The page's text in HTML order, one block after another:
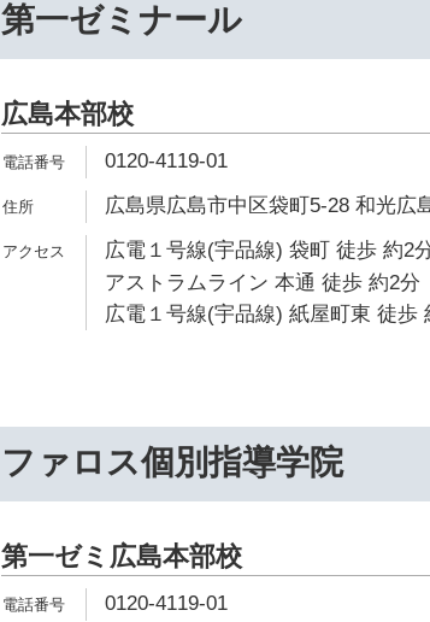
第一ゼミナール
広島本部校
0120-4119-01
広島県広島市中区袋町5-28 和光広
広電１号線(宇品線) 袋町 徒歩 約2
アストラムライン 本通 徒歩 約2分
広電１号線(宇品線) 紙屋町東 徒歩
ファロス個別指導学院
第一ゼミ広島本部校
0120-4119-01